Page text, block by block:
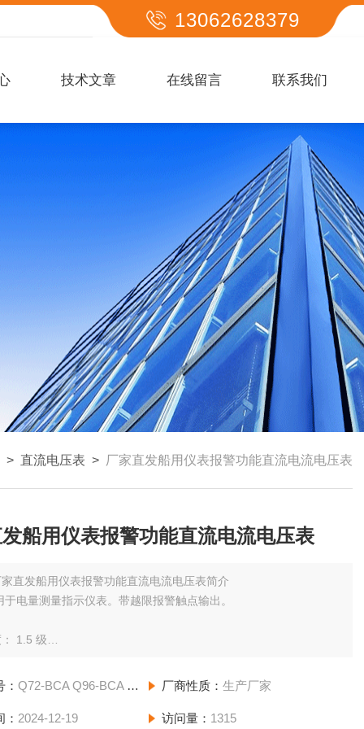
13062628379
技术文章 在线留言 联系我们
> 直流电压表 > 厂家直发船用仪表报警功能直流电流电压表
船用仪表报警功能直流电流电压表
家直发船用仪表报警功能直流电流电压表简介
于电量测量指示仪表。带越限报警触点输出。
1.5 级
耐 电 压： 2kV 50Hz 1分钟
使用环境温度： -25℃～+55℃
：Q72-BCA Q96-BCA Q144-BCA- 厂商性质： 生产厂家
2024-12-19 访问量： 1315